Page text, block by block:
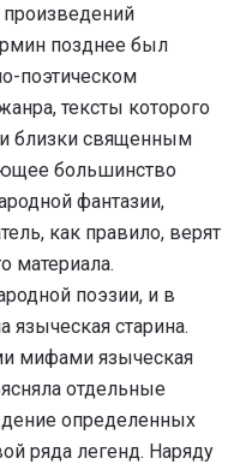
позднее был
поэтическом
тексты которого
близки священным
большинство
фантазии,
как правило, верят
материала.
поэзии, и в
языческая старина.
мифами языческая
отдельные
определенных
ряда легенд. Наряду